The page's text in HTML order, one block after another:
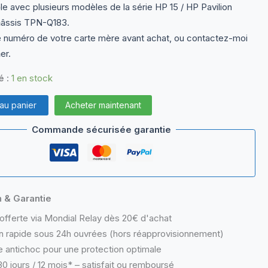
avec plusieurs modèles de la série HP 15 / HP Pavilion
TPN-Q183.
numéro de votre carte mère avant achat, ou contactez-moi
: 1 en stock
panier Acheter maintenant
Commande sécurisée garantie
& Garantie
via Mondial Relay dès 20€ d'achat
rapide sous 24h ouvrées (hors réapprovisionnement)
antichoc pour une protection optimale
jours / 12 mois* – satisfait ou remboursé